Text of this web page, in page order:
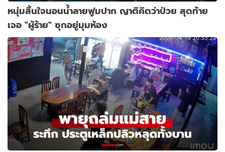
หนุ่มสิ้นใจนอนน้ำลายฟูมปาก ญาติคิดว่าป่วย สุดท้าย
เจอ "ผู้ร้าย" ซุกอยู่มุมห้อง